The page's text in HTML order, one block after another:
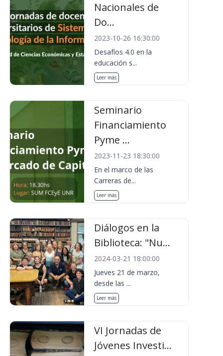
Nacionales de
Do...
2023-10-26 16:30:00
Desafíos 4.0 en la
educación s...
Leer más
Seminario
Financiamiento
Pyme ...
2023-11-23 18:30:00
En el marco de las
Carreras de...
Leer más
Diálogos en la
Biblioteca: "Nu...
2024-03-21 18:00:00
Jueves 21 de marzo,
desde las ...
Leer más
VI Jornadas de
Jóvenes Investi...